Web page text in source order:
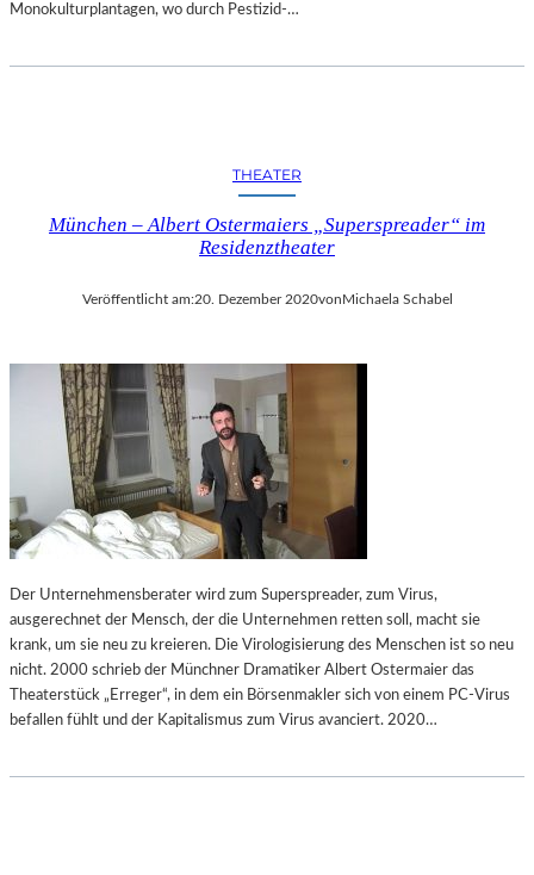
Monokulturplantagen, wo durch Pestizid-…
THEATER
München – Albert Ostermaiers „Superspreader“ im
Residenztheater
Veröffentlicht am:20. Dezember 2020vonMichaela Schabel
Der Unternehmensberater wird zum Superspreader, zum Virus,
ausgerechnet der Mensch, der die Unternehmen retten soll, macht sie
krank, um sie neu zu kreieren. Die Virologisierung des Menschen ist so neu
nicht. 2000 schrieb der Münchner Dramatiker Albert Ostermaier das
Theaterstück „Erreger“, in dem ein Börsenmakler sich von einem PC-Virus
befallen fühlt und der Kapitalismus zum Virus avanciert. 2020…